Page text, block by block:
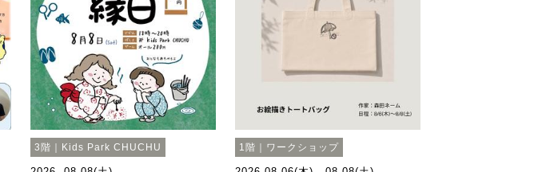
3階｜Kids Park CHUCHU 1階｜ワークショップ